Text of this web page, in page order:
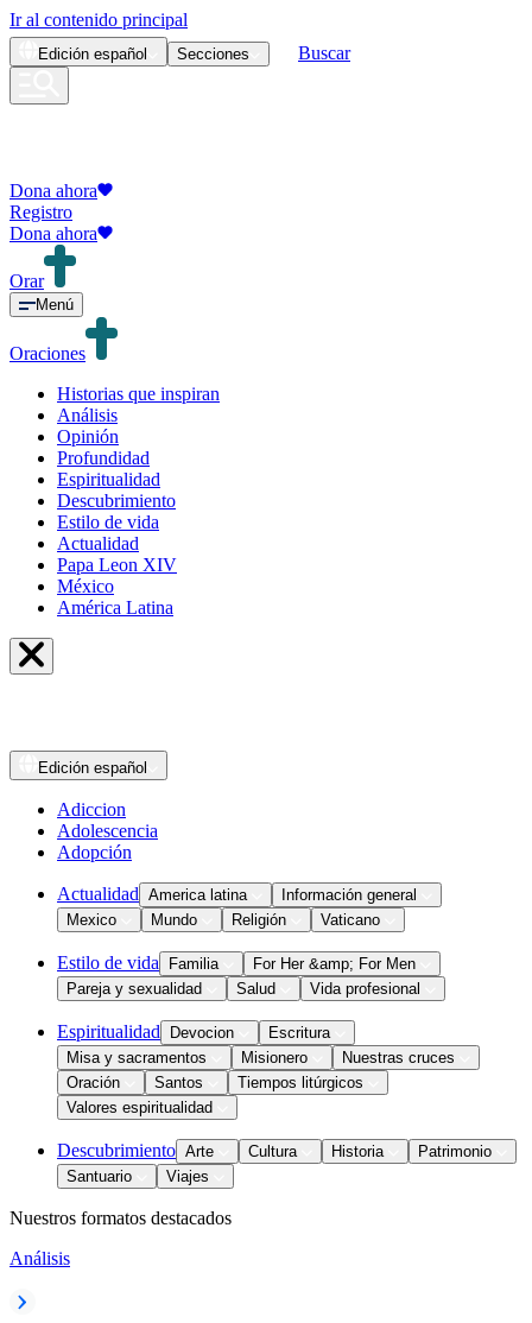
Ir al contenido principal
Edición español Secciones Buscar
Dona ahora
Registro
Dona ahora
Orar
Menú
Oraciones
Historias que inspiran
Análisis
Opinión
Profundidad
Espiritualidad
Descubrimiento
Estilo de vida
Actualidad
Papa Leon XIV
México
América Latina
Edición español
Adiccion
Adolescencia
Adopción
Actualidad America latina
Información general
Mexico
Mundo Religión Vaticano
Estilo de vida Familia
For Her &amp; For Men
Pareja y sexualidad
Salud Vida profesional
Espiritualidad Devocion
Escritura
Misa y sacramentos
Misionero
Nuestras cruces
Oración
Santos
Tiempos litúrgicos
Valores espiritualidad
Descubrimiento Arte Cultura Historia
Patrimonio
Santuario
Viajes
Nuestros formatos destacados
Análisis